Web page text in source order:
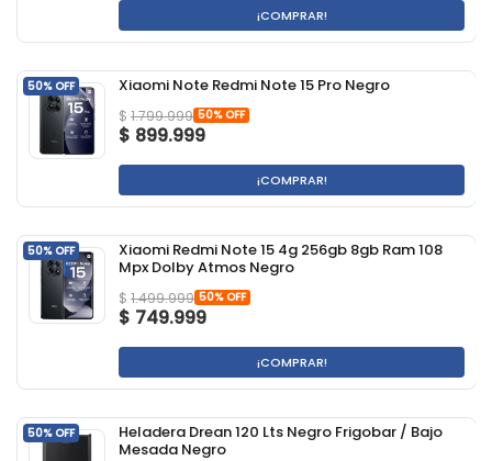
¡COMPRAR!
50% OFF Xiaomi Note Redmi Note 15 Pro Negro
$ 1.799.999 50% OFF
$ 899.999
¡COMPRAR!
50% OFF
Xiaomi Redmi Note 15 4g 256gb 8gb Ram 108
Mpx Dolby Atmos Negro
$ 1.499.999 50% OFF
$ 749.999
¡COMPRAR!
50% OFF
Heladera Drean 120 Lts Negro Frigobar / Bajo
Mesada Negro